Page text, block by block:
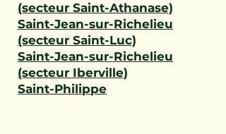
(secteur Saint-Athanase)
Saint-Jean-sur-Richelieu
(secteur Saint-Luc)
Saint-Jean-sur-Richelieu
(secteur Iberville)
Saint-Philippe